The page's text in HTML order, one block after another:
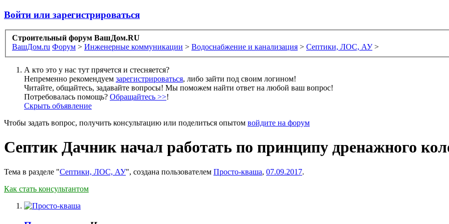
Войти или зарегистрироваться
Строительный форум ВашДом.RU
ВашДом.ru Форум > Инженерные коммуникации > Водоснабжение и канализация > Септики, ЛОС, АУ >
А кто это у нас тут прячется и стесняется?
Непременно рекомендуем зарегистрироваться, либо зайти под своим логином!
Читайте, общайтесь, задавайте вопросы! Мы поможем найти ответ на любой ваш вопрос!
Потребовалась помощь? Обращайтесь >>!
Скрыть объявление
Чтобы задать вопрос, получить консультацию или поделиться опытом войдите на форум
Септик Дачник начал работать по принципу дренажного
Тема в разделе "Септики, ЛОС, АУ", создана пользователем Просто-кваша, 07.09.2017.
Как стать консультантом